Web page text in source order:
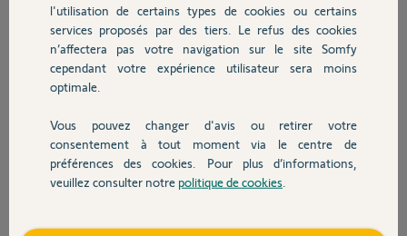
Autres produits
Devis avec un pro
Contact
Réponses
De quelle motorisation s'agit-il ?
l'utilisation de certains types de cookies ou certains
services proposés par des tiers. Le refus des cookies
n’affectera pas votre navigation sur le site Somfy
cependant votre expérience utilisateur sera moins
optimale.
Vous pouvez changer d'avis ou retirer votre
consentement à tout moment via le centre de
préférences des cookies. Pour plus d’informations,
veuillez consulter notre politique de cookies